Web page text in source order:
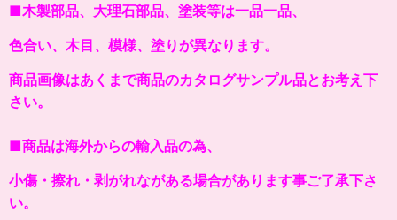
■木製部品、大理石部品、塗装等は一品一品、
色合い、木目、模様、塗りが異なります。
商品画像はあくまで商品のカタログサンプル品とお考え下
さい。
■商品は海外からの輸入品の為、
小傷・擦れ・剥がれながある場合があります事ご了承下さ
い。